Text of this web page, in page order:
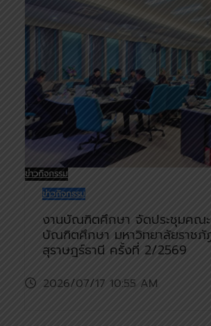
ข่าวกิจกรรม
ข่าวกิจกรรม
งานบัณฑิตศึกษา จัดประชุมคณะ
บัณฑิตศึกษา มหาวิทยาลัยราชภั
สุราษฎร์ธานี ครั้งที่ 2/2569
2026/07/17 10:55 AM